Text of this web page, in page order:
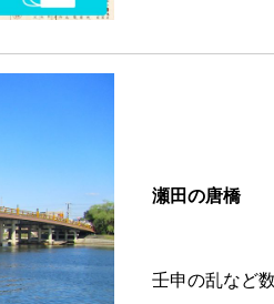
瀬田の唐橋
壬申の乱など